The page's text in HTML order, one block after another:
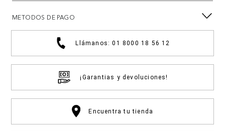
METODOS DE PAGO
Llámanos: 01 8000 18 56 12
¡Garantias y devoluciones!
Encuentra tu tienda